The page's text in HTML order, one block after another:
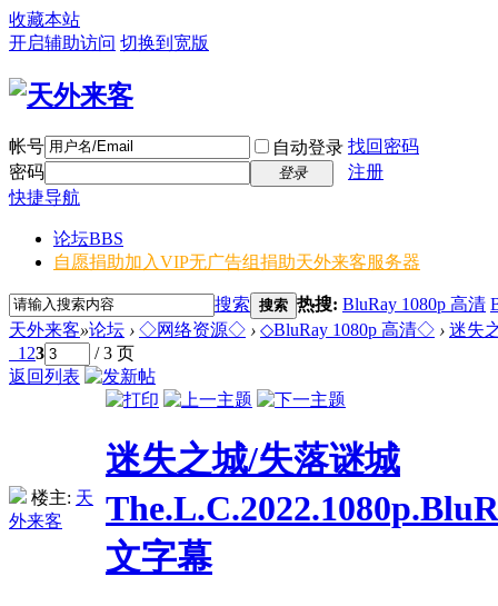
收藏本站
开启辅助访问 切换到宽版
帐号 自动登录 找回密码
密码
登录
注册
快捷导航
论坛BBS
自愿捐助加入VIP无广告组捐助天外来客服务器
搜索 搜索 热搜: BluRay 1080p 高清
天外来客»论坛 › ◇网络资源◇ › ◇BluRay 1080p 高清◇ › 迷失
1 23
/ 3 页
返回列表
楼主: 天
外来客
迷失之城/失落谜城
文字幕